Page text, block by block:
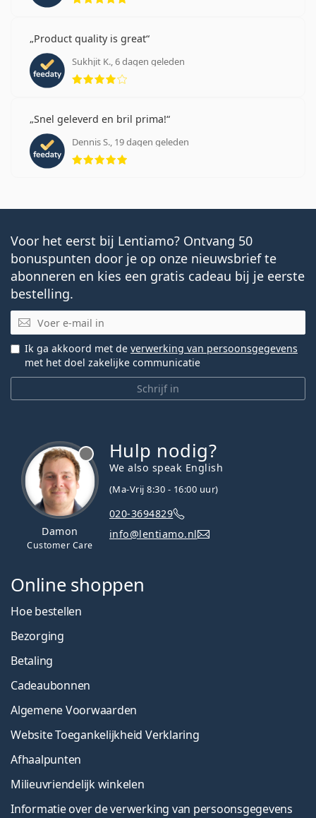
Product quality is great
Sukhjit K., 6 dagen geleden
Beoordeling 4 van 5
Snel geleverd en bril prima!
Dennis S., 19 dagen geleden
Beoordeling 5 van 5
Voor het eerst bij Lentiamo? Ontvang 50
bonuspunten door je op onze nieuwsbrief te
abonneren en kies een gratis cadeau bij je eerste
bestelling.
E-mail
Schrijf in
Ik ga akkoord met de verwerking van persoonsgegevens
met het doel zakelijke communicatie
Damon
Customer Care
Hulp nodig?
We also speak English
(Ma-Vrij 8:30 - 16:00 uur)
020-3694829
info@lentiamo.nl
Online shoppen
Hoe bestellen
Bezorging
Betaling
Cadeaubonnen
Algemene Voorwaarden
Website Toegankelijkheid Verklaring
Afhaalpunten
Milieuvriendelijk winkelen
Informatie over de verwerking van persoonsgegevens